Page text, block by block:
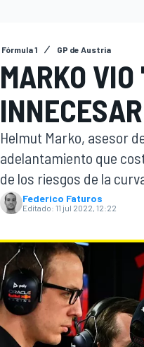
WEC
Fórmula 1 GP de Austria
MARKO
Helmut Marko, asesor
adelantamiento que
de los riesgos de la
Federico Faturos
Editado: 11 jul 2022, 12:22